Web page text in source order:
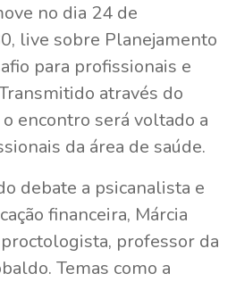
no dia 24 de
live sobre Planejamento
para profissionais e
através do
o encontro será voltado a
da área de saúde.
debate a psicanalista e
financeira, Márcia
professor da
Temas como a